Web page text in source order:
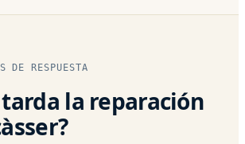
DE RESPUESTA
la reparación